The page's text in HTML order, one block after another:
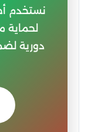
نستخدم
لحماية
دورية